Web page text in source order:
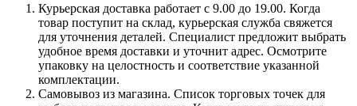
Курьерская доставка работает с 9.00 до 19.00. Когда
товар поступит на склад, курьерская служба свяжется
для уточнения деталей. Специалист предложит выбрать
удобное время доставки и уточнит адрес. Осмотрите
упаковку на целостность и соответствие указанной
комплектации.
Самовывоз из магазина. Список торговых точек для